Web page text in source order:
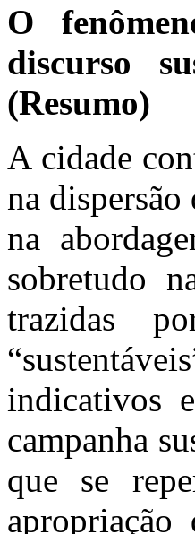
O
discurso
(Resumo)
A cidade
na
na
sobretudo
trazidas
indicativos
campanha
que se